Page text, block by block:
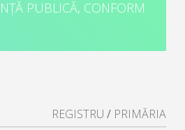
PUBLICĂ, CONFORM
REGISTRU / PRIMĂRIA